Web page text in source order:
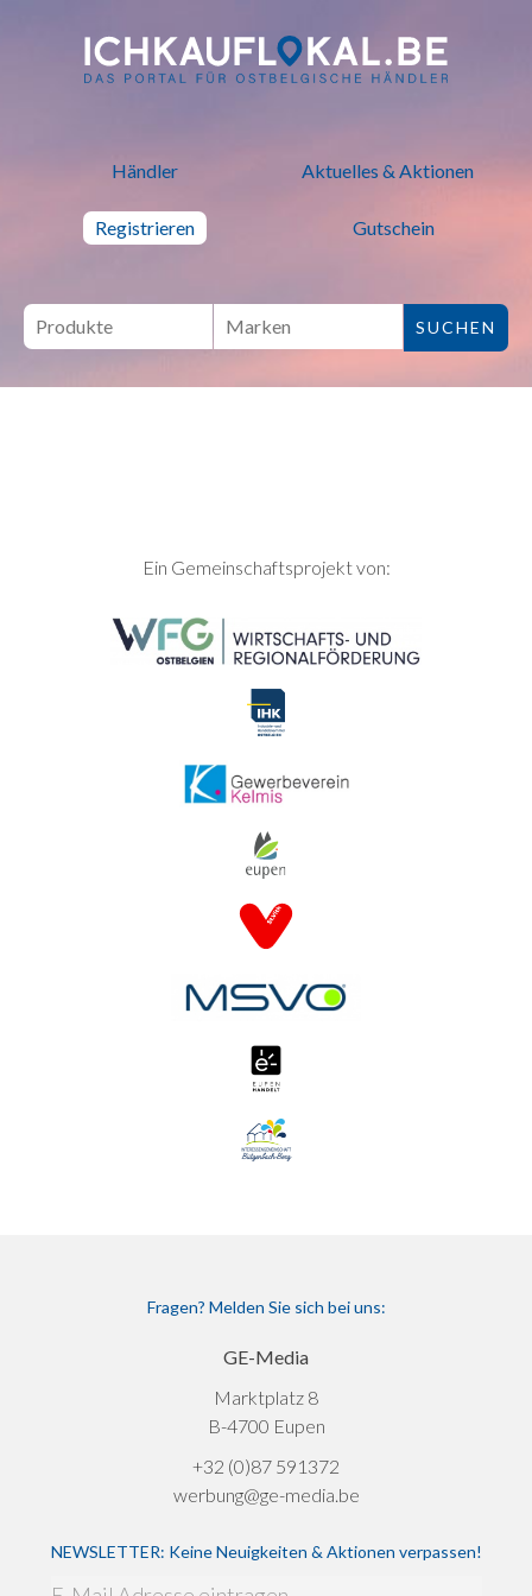
ich kauf lokal - Bei lokalen
Händler Aktuelles & Aktionen
Registrieren Gutschein
SEITENFUSSEin Gemeinschaftsprojekt von:
Fragen? Melden Sie sich bei uns:
GE-Media
Marktplatz 8
B-4700 Eupen
+32 (0)87 591372
werbung@ge-media.be
NEWSLETTER: Keine Neuigkeiten & Aktionen verpassen!